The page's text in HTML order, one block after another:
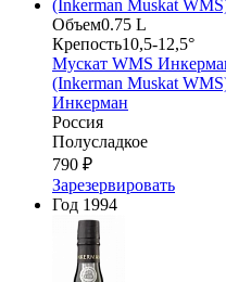
Объем0.75 L
Крепость10,5-12,5°
Мускат WMS
(Inkerman Muskat
Инкерман
Россия
Полусладкое
790 ₽
Зарезервировать
Год 1994